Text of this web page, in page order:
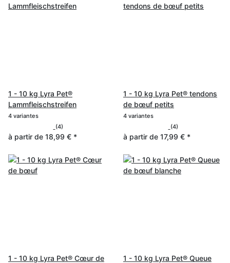
1 - 10 kg Lyra Pet®
Lammfleischstreifen
4 variantes
(4)
à partir de 18,99 € *
1 - 10 kg Lyra Pet® tendons
de bœuf petits
4 variantes
(4)
à partir de 17,99 € *
1 - 10 kg Lyra Pet® Cœur de
1 - 10 kg Lyra Pet® Queue